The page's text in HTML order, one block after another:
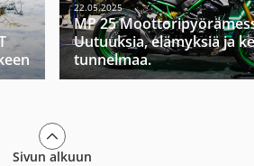
22.05.2025
MP 25
Uutuuksia, elämyksiä ja
tunnelmaa.
Sivun alkuun